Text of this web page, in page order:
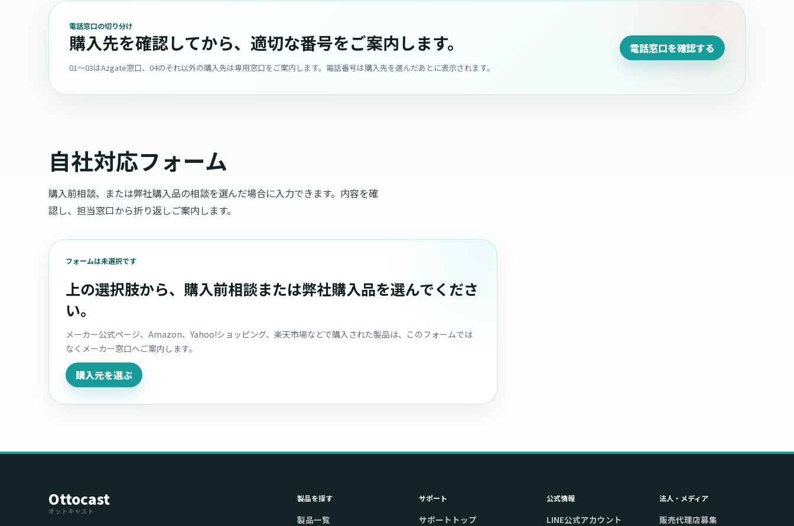
電話窓口の切り分け
購入先を確認してから、適切な番号をご案内します。
01〜03はAzgate窓口、04のそれ以外の購入先は専用窓口をご案内します。電話番号は購入先を選んだあとに表示されます。
電話窓口を確認する
自社対応フォーム
購入前相談、または弊社購入品の相談を選んだ場合に入力できます。内容を確
認し、担当窓口から折り返しご案内します。
フォームは未選択です
上の選択肢から、購入前相談または弊社購入品を選んでくださ
い。
メーカー公式ページ、Amazon、Yahoo!ショッピング、楽天市場などで購入された製品は、このフォームでは
なくメーカー窓口へご案内します。
購入元を選ぶ
Ottocast
オットキャスト
製品を探す
製品一覧
サポート
サポートトップ
公式情報
LINE公式アカウント
法人・メディア
販売代理店募集